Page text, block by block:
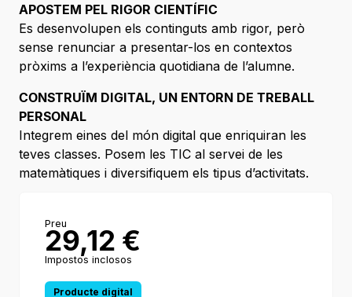
APOSTEM PEL RIGOR CIENTÍFIC
Es desenvolupen els continguts amb rigor, però
sense renunciar a presentar-los en contextos
pròxims a l’experiència quotidiana de l’alumne.
CONSTRUÏM DIGITAL, UN ENTORN DE TREBALL
PERSONAL
Integrem eines del món digital que enriquiran les
teves classes. Posem les TIC al servei de les
matemàtiques i diversifiquem els tipus d’activitats.
Preu
29,12 €
Impostos inclosos
Producte digital